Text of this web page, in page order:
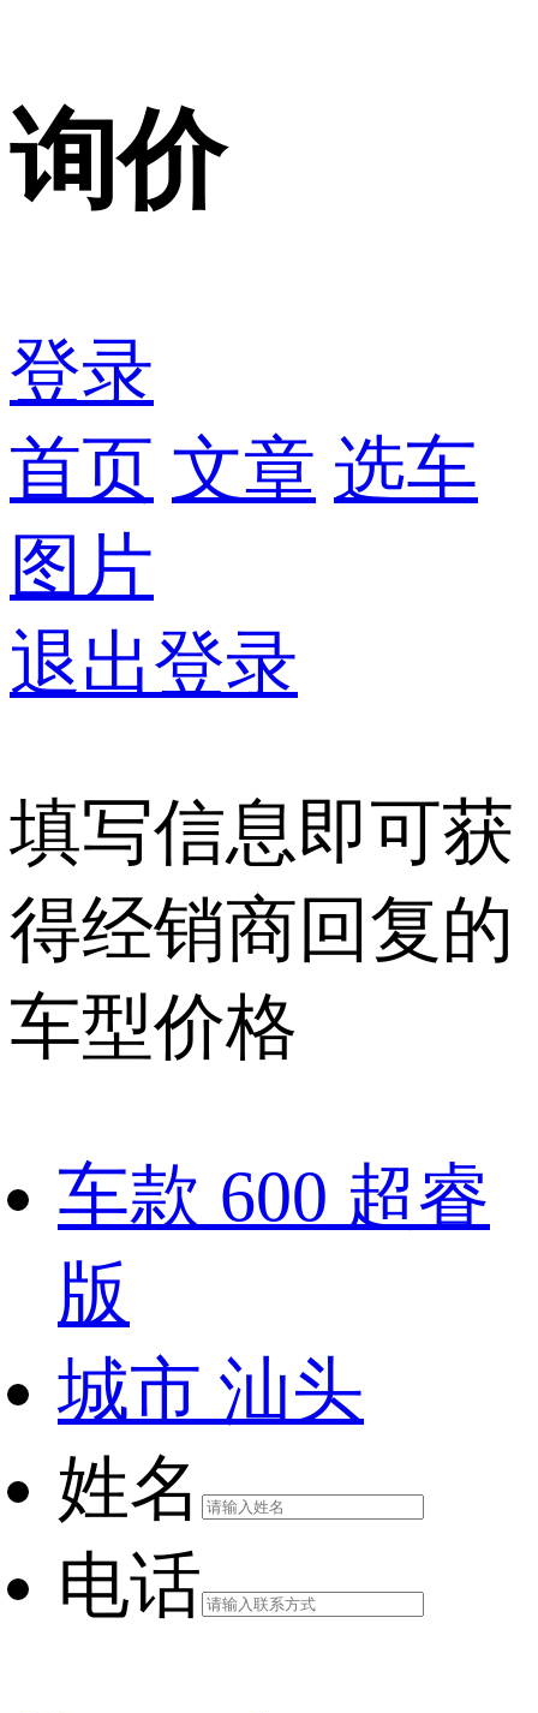
询价
登录
首页 文章 选车
图片
退出登录
填写信息即可获
得经销商回复的
车型价格
车款 600 超睿
版
城市 汕头
姓名
电话